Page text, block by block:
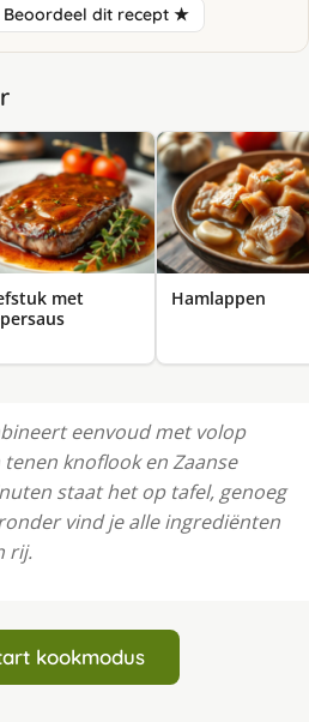
Beoordeel dit recept ★
met
Hamlappen
eenvoud met volop
knoflook en Zaanse
staat het op tafel, genoeg
vind je alle ingrediënten
rij.
kookmodus